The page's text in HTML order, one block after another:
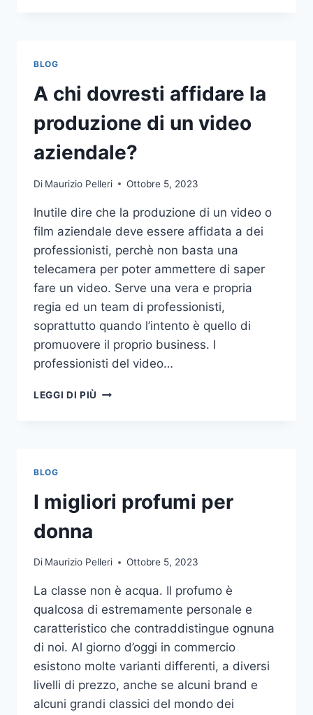
NELLE
SCOMMESSE
SPORTIVE
ONLINE
BLOG
A chi dovresti affidare la
produzione di un video
aziendale?
Di Maurizio Pelleri Ottobre 5, 2023
Inutile dire che la produzione di un video o
film aziendale deve essere affidata a dei
professionisti, perchè non basta una
telecamera per poter ammettere di saper
fare un video. Serve una vera e propria
regia ed un team di professionisti,
soprattutto quando l’intento è quello di
promuovere il proprio business. I
professionisti del video…
LEGGI DI PIÙ
VIDEO
BLOG
I migliori profumi per
donna
Di Maurizio Pelleri Ottobre 5, 2023
La classe non è acqua. Il profumo è
qualcosa di estremamente personale e
caratteristico che contraddistingue ognuna
di noi. Al giorno d’oggi in commercio
esistono molte varianti differenti, a diversi
livelli di prezzo, anche se alcuni brand e
alcuni grandi classici del mondo dei